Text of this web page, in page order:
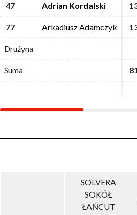
47 Adrian Kordalski
77 Arkadiusz Adamczyk
Drużyna
Suma
47 Adrian Kordalski
77 Arkadiusz Adamczyk
Drużyna
Suma
SOLVERA
SOKÓŁ
ŁAŃCUT